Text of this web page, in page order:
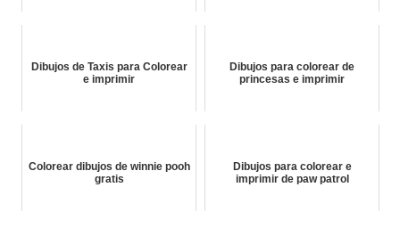
Dibujos de Taxis para Colorear
e imprimir
Dibujos para colorear de
princesas e imprimir
Colorear dibujos de winnie pooh
gratis
Dibujos para colorear e
imprimir de paw patrol